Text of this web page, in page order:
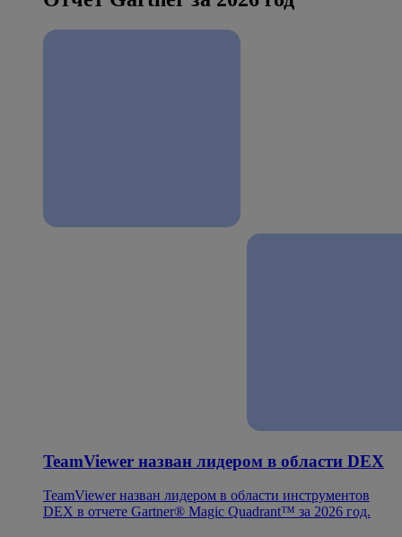
TeamViewer назван лидером в области DEX
TeamViewer назван лидером в области инструментов
DEX в отчете Gartner® Magic Quadrant™ за 2026 год.